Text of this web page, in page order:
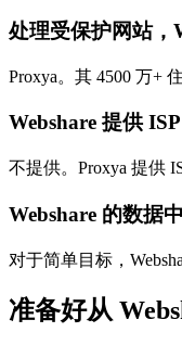
处理受保护网站，
Proxya。其 4500 万+
Webshare 提供
不提供。Proxya 提供
Webshare 的数据
对于简单目标，
准备好从